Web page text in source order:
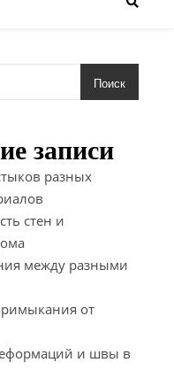
Поиск
записи
разных
стен и
между разными
от
и швы в